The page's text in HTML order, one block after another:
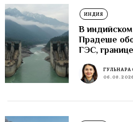
ИНДИЯ
В
Прадеше
ГЭС,
06.08.2026